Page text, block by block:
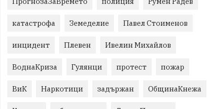
катастрофа Земеделие Павел Стоименов
инцидент Плевен Ивелин Михайлов
ВоднаКриза Гулянци протест пожар
ВиК Наркотици задържан ОбщинаКнежа